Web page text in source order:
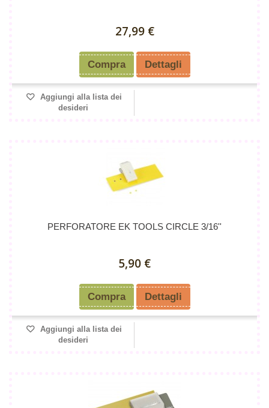
27,99 €
Compra Dettagli
Aggiungi alla lista dei
desideri
PERFORATORE EK TOOLS CIRCLE 3/16''
5,90 €
Compra Dettagli
Aggiungi alla lista dei
desideri